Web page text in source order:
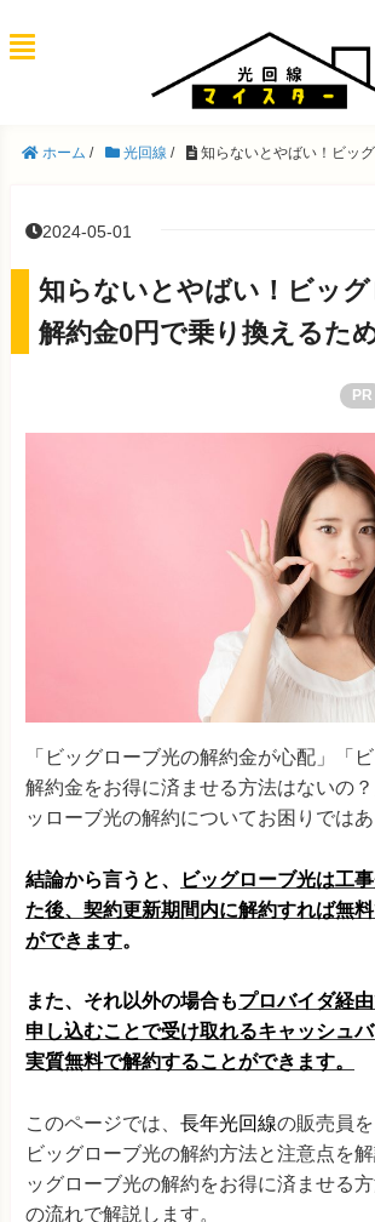
ホーム / 光回線 / 知らないとやばい！ビッ
2024-05-01
知らないとやばい！ビッ
解約金0円で乗り換えるた
PR
「ビッグローブ光の解約金が心配」「
解約金をお得に済ませる方法はないの
ッローブ光の解約についてお困りでは
結論から言うと、
ビッグローブ光は工
た後、契約更新期間内に解約すれば無
ができます。
また、それ以外の場合もプロバイダ経
申し込むことで受け取れるキャッシュバ
実質無料で解約することができます。
このページでは、 長年光回線の販売員を
ビッグローブ光の解約方法と注意点を
ッグローブ光の解約をお得に済ませる
の流れで解説します。